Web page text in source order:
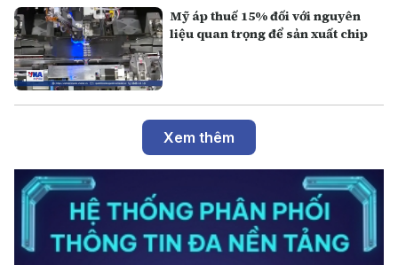
Mỹ áp thuế 15% đối với nguyên
liệu quan trọng để sản xuất chip
Xem thêm